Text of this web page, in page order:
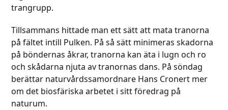
trangrupp.
Tillsammans hittade man ett sätt att mata tranorna
på fältet intill Pulken. På så sätt minimeras skadorna
på böndernas åkrar, tranorna kan äta i lugn och ro
och skådarna njuta av tranornas dans. På söndag
berättar naturvårdssamordnare Hans Cronert mer
om det biosfäriska arbetet i sitt föredrag på
naturum.